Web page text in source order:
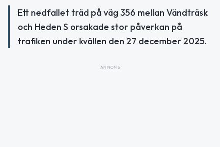
Ett nedfallet träd på väg 356 mellan Vändträsk
och Heden S orsakade stor påverkan på
trafiken under kvällen den 27 december 2025.
ANNONS